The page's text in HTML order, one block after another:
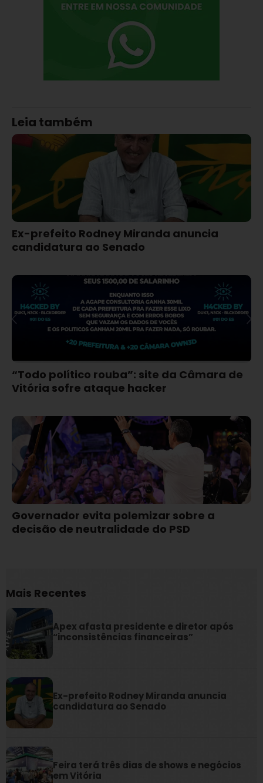
Leia também
Ex-prefeito Rodney Miranda anuncia
candidatura ao Senado
“Todo político rouba”: site da Câmara de
Vitória sofre ataque hacker
Governador evita polemizar sobre a
decisão de neutralidade do PSD
Mais Recentes
Apex afasta presidente e diretor após
“inconsistências financeiras”
Ex-prefeito Rodney Miranda anuncia
candidatura ao Senado
Feira terá três dias de shows e negócios
em Vitória